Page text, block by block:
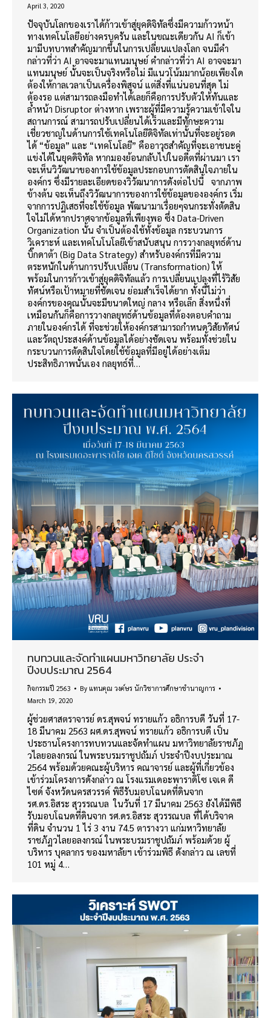
April 3, 2020
ปัจจุบันโลกของเราได้ก้าวเข้าสู่ยุคดิจิทัลซึ่งมีความก้าวหน้า
ทางเทคโนโลยีอย่างครบครัน และในขณะเดียวกัน AI ก็เข้า
มามีบทบาทสำคัญมากขึ้นในการเปลี่ยนแปลงโลก จนมีคำ
กล่าวที่ว่า AI อาจจะมาแทนมนุษย์ คำกล่าวที่ว่า AI อาจจะมา
แทนมนุษย์ นั้นจะเป็นจริงหรือไม่ มีแนวโน้มมากน้อยเพียงใด
ต้องให้กาลเวลาเป็นเครื่องพิสูจน์ แต่สิ่งที่แน่นอนที่สุด ไม่
ต้องรอ แต่สามารถลงมือทำได้เลยก็คือการปรับตัวให้ทันและ
ล้ำหน้า Disruptor ต่างหาก เพราะผู้ที่มีความรู้ความเข้าใจใน
สถานการณ์ สามารถปรับเปลี่ยนได้เร็วและมีทักษะความ
เชี่ยวชาญในด้านการใช้เทคโนโลยีดิจิทัลเท่านั้นที่จะอยู่รอด
ได้ “ข้อมูล” และ “เทคโนโลยี” คืออาวุธสำคัญที่จะเอาชนะคู่
แข่งได้ในยุคดิจิทัล หากมองย้อนกลับไปในอดีตที่ผ่านมา เรา
จะเห็นวิวัฒนาของการใช้ข้อมูลประกอบการตัดสินใจภายใน
องค์กร ซึ่งมีรายละเอียดของวิวัฒนาการดังต่อไปนี้ จากภาพ
ข้างต้น จะเห็นถึงวิวัฒนาการของการใช้ข้อมูลขององค์กร เริ่ม
จากการปฏิเสธที่จะใช้ข้อมูล พัฒนามาเรื่อยๆจนกระทั่งตัดสิน
ใจไม่ได้หากปราศจากข้อมูลที่เพียงพอ ซึ่ง Data-Driven
Organization นั้น จำเป็นต้องใช้ทั้งข้อมูล กระบวนการ
วิเคราะห์ และเทคโนโนโลยีเข้าสนับสนุน การวางกลยุทธ์ด้าน
บิ๊กดาต้า (Big Data Strategy) สำหรับองค์กรที่มีความ
ตระหนักในด้านการปรับเปลี่ยน (Transformation) ให้
พร้อมในการก้าวเข้าสู่ยุคดิจิทัลแล้ว การเปลี่ยนแปลงที่ไร้วิสัย
ทัศน์หรือเป้าหมายที่ชัดเจน ย่อมสำเร็จได้ยาก ทั้งนี้ไม่ว่า
องค์กรของคุณนั้นจะมีขนาดใหญ่ กลาง หรือเล็ก สิ่งหนึ่งที่
เหมือนกันก็คือการวางกลยุทธ์ด้านข้อมูลที่ต้องตอบคำถาม
ภายในองค์กรได้ ที่จะช่วยให้องค์กรสามารถกำหนดวิสัยทัศน์
และวัตถุประสงค์ด้านข้อมูลได้อย่างชัดเจน พร้อมทั้งช่วยใน
กระบวนการตัดสินใจโดยใช้ข้อมูลที่มีอยู่ได้อย่างเต็ม
ประสิทธิภาพนั่นเอง กลยุทธ์ที่…
ทบทวนและจัดทำแผนมหาวิทยาลัย ประจำ
ปีงบประมาณ 2564
กิจกรรมปี 2563 By แทนคุณ วงค์ษร นักวิชาการศึกษาชำนาญการ
March 19, 2020
ผู้ช่วยศาสตราจารย์ ดร.สุพจน์ ทรายแก้ว อธิการบดี วันที่ 17-
18 มีนาคม 2563 ผศ.ดร.สุพจน์ ทรายแก้ว อธิการบดี เป็น
ประธานโครงการทบทวนและจัดทำแผน มหาวิทยาลัยราชภัฏ
วไลยอลงกรณ์ ในพระบรมราชูปถัมภ์ ประจำปีงบประมาณ
2564 พร้อมด้วยคณะผู้บริหาร คณาจารย์ และผู้ที่เกี่ยวข้อง
เข้าร่วมโครงการดังกล่าว ณ โรงแรมเดอะพาราดิโซ เจเค ดี
ไซด์ จังหวัดนครสวรรค์ พิธีรับมอบโฉนดที่ดินจาก
รศ.ดร.อิสระ สุวรรณบล ในวันที่ 17 มีนาคม 2563 ยังได้มีพิธี
รับมอบโฉนดที่ดินจาก รศ.ดร.อิสระ สุวรรณบล ที่ได้บริจาค
ที่ดิน จำนวน 1 ไร่ 3 งาน 74.5 ตารางวา แก่มหาวิทยาลัย
ราชภัฏวไลยอลงกรณ์ ในพระบรมราชูปถัมภ์ พร้อมด้วย ผู้
บริหาร บุคลากร ของมหาลัยฯ เข้าร่วมพิธี ดังกล่าว ณ เลขที่
101 หมู่ 4…